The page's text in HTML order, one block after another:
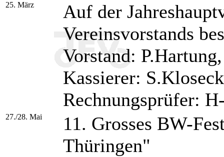
25. März
Auf der
Vereinsvorstands
Vorstand:
Kassierer:
Rechnungsprüfer:
27./28. Mai
11. Grosses BW-
Thüringen"